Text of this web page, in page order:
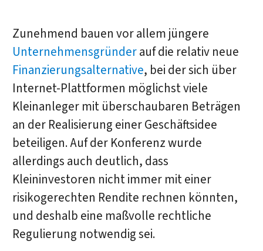
Zunehmend bauen vor allem jüngere
Unternehmensgründerauf die relativ neue
Finanzierungsalternative, bei der sich über
Internet-Plattformen möglichst viele
Kleinanleger mit überschaubaren Beträgen
an der Realisierung einer Geschäftsidee
beteiligen. Auf der Konferenz wurde
allerdings auch deutlich, dass
Kleininvestoren nicht immer mit einer
risikogerechten Rendite rechnen könnten,
und deshalb eine maßvolle rechtliche
Regulierung notwendig sei.